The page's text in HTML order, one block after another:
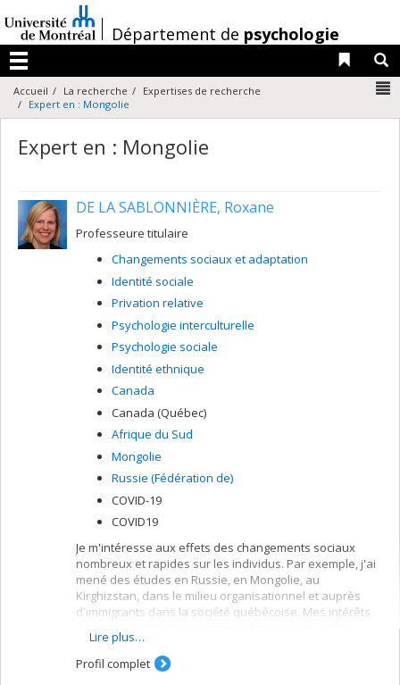
au
contenu
/Département de psychologie
Menu
Liens
Accueil La recherche
Expertises de recherche
Expert en : Mongolie
Expert en : Mongolie
DE LA SABLONNIÈRE, Roxane
Professeure titulaire
Changements sociaux et adaptation
Identité sociale
Privation relative
Psychologie interculturelle
Psychologie sociale
Identité ethnique
Canada
Canada (Québec)
Afrique du Sud
Mongolie
Russie (Fédération de)
COVID-19
COVID19
Je m'intéresse aux effets des changements sociaux
nombreux et rapides sur les individus. Par exemple, j'ai
mené des études en Russie, en Mongolie, au
Kirghizstan, dans le milieu organisationnel et auprès
d'immigrants dans la société québécoise. Mes intérêts
questions qui concernent des concepts tels que
l'identité sociale et la privation relative. Les
changements de l’identité sociale à long terme ainsi que
Lire plus…
Profil complet